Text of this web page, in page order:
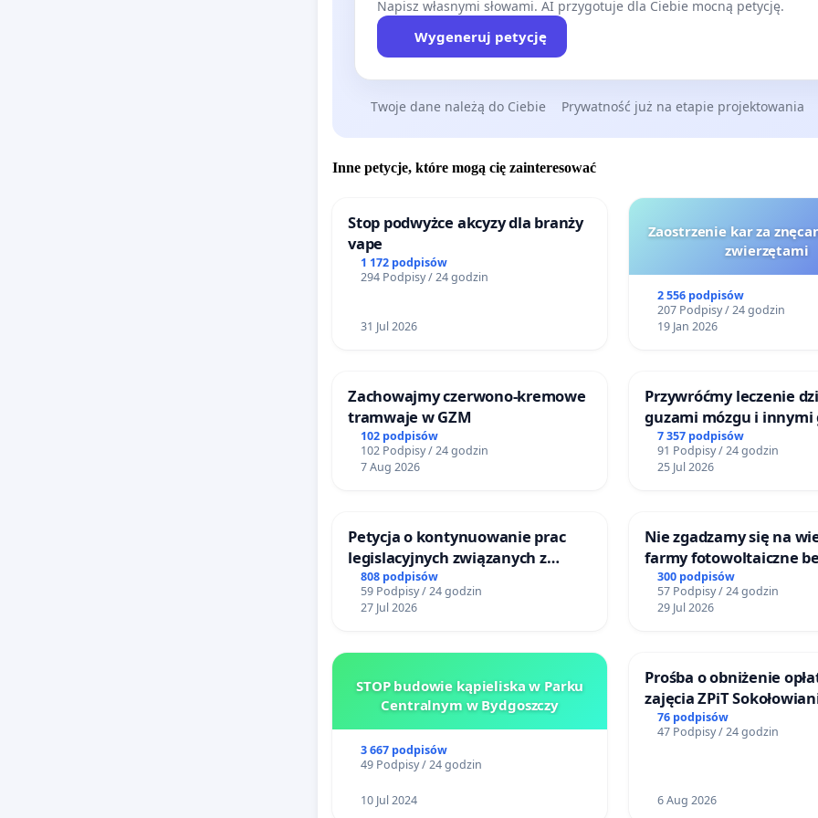
Napisz własnymi słowami. AI przygotuje dla Ciebie mocną petycję.
Wygeneruj petycję
Twoje dane należą do Ciebie Prywatność już na etapie projektowania
Inne petycje, które mogą cię zainteresować
Stop podwyżce akcyzy dla branży
vape
1 172 podpisów
294 Podpisy / 24 godzin
31 Jul 2026
Zaostrzenie kar za
zwierzętami
2 556 podpisów
207 Podpisy / 24 godzin
19 Jan 2026
Zachowajmy czerwono-kremowe
tramwaje w GZM
102 podpisów
102 Podpisy / 24 godzin
7 Aug 2026
Przywróćmy leczenie
guzami mózgu i innymi
litymi do
Centrum Zdrowia
Katowicach
7 357 podpisów
91 Podpisy / 24 godzin
25 Jul 2026
Petycja o kontynuowanie prac
legislacyjnych związanych z
reformą prawa rodzinnego
808 podpisów
59 Podpisy / 24 godzin
27 Jul 2026
Nie zgadzamy się na
farmy fotowoltaiczne
rzetelnych analiz i
mieszkańców
300 podpisów
57 Podpisy / 24 godzin
29 Jul 2026
STOP budowie kąpieliska w Parku
Centralnym w Bydgoszczy
3 667 podpisów
49 Podpisy / 24 godzin
10 Jul 2024
Prośba o obniżenie
zajęcia ZPiT
Sokołowskim Ośrodku
76 podpisów
47 Podpisy / 24 godzin
6 Aug 2026